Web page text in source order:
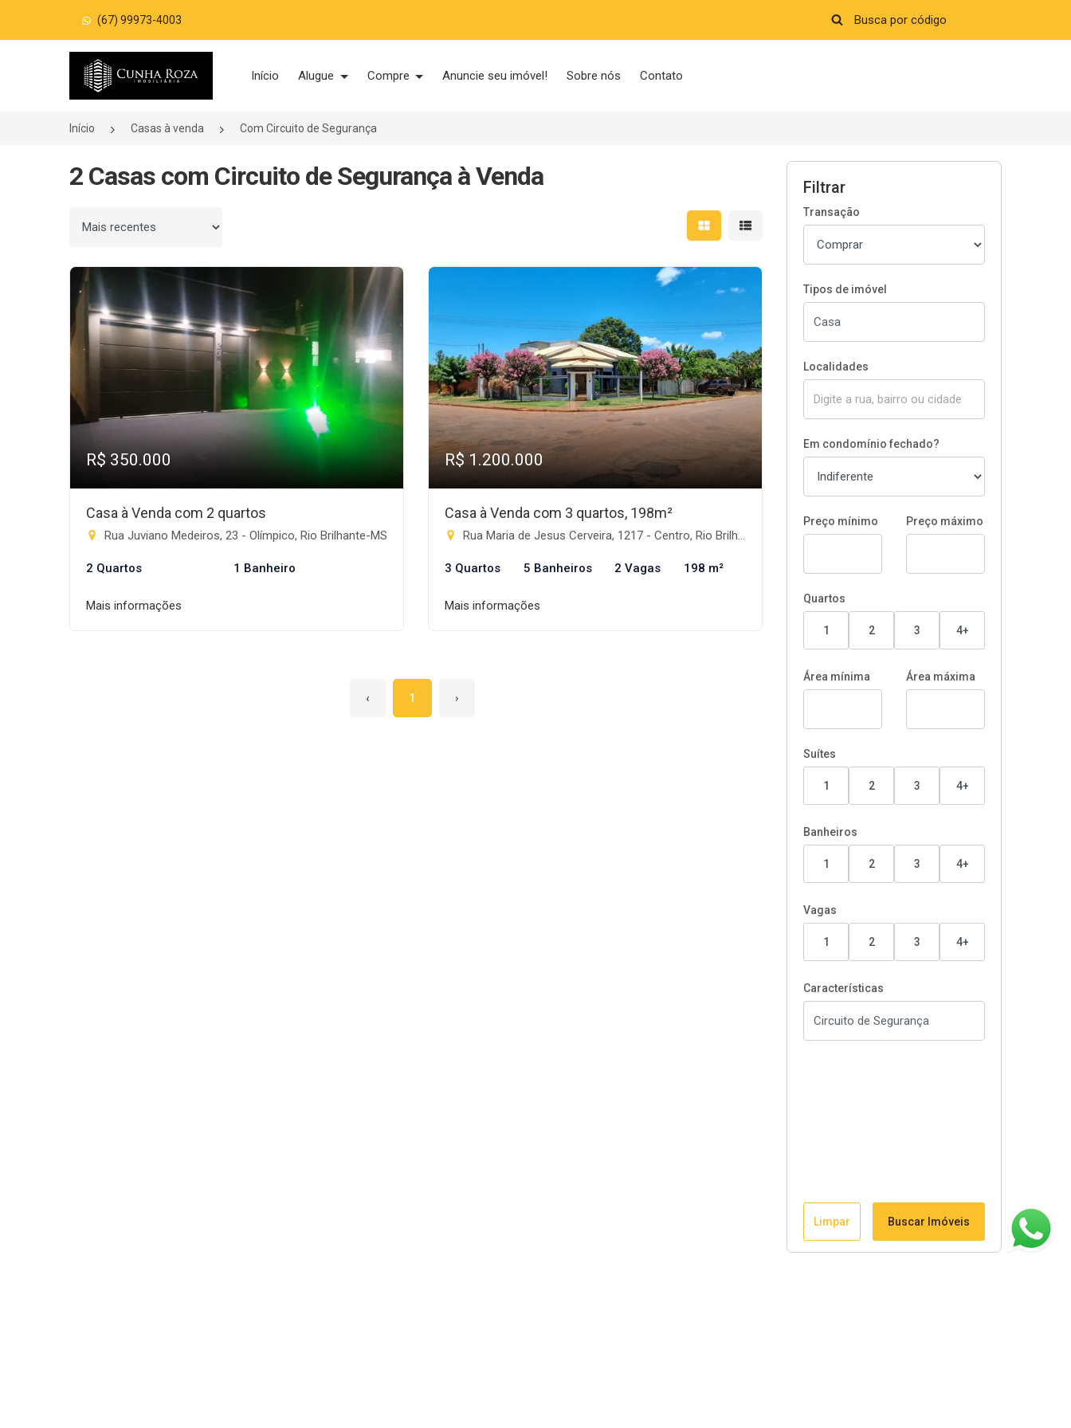
(67) 99973-4003
Página inicial
Início Alugue Compre Anuncie seu imóvel! Sobre nós Contato
Início Casas à venda Com Circuito de Segurança
2 Casas com Circuito de Segurança à Venda
Ordenar por Mostrar resultados em grade
Mostrar resultados em lista
R$ 350.000
Casa à Venda com 2 quartos
Rua Juviano Medeiros, 23 - Olímpico, Rio Brilhante-MS
2 Quartos 1 Banheiro
Mais informações
R$ 1.200.000
Casa à Venda com 3 quartos, 198m²
Rua Maria de Jesus Cerveira, 1217 - Centro, Rio Brilhante-MS
3 Quartos 5 Banheiros 2 Vagas 198 m²
Mais informações
‹ 1 ›
Filtrar
Transação
Tipos de imóvel
Localidades
Em condomínio fechado?
Preço mínimo Preço máximo
Quartos
1 2 3 4+
Área mínima Área máxima
Suítes
1 2 3 4+
Banheiros
1 2 3 4+
Vagas
1 2 3 4+
Características
Limpar Buscar Imóveis